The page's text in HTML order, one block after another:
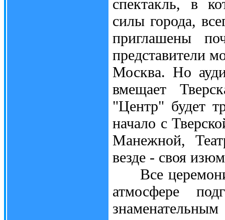
спектакль, в
силы города,
приглашены
представители
Москва. Но
вмещает
"Центр" будет
начало с
Манежной,
везде - своя
Все
атмосфере